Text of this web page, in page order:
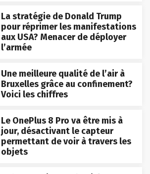
La stratégie de Donald Trump
pour réprimer les manifestations
aux USA? Menacer de déployer
l’armée
Une meilleure qualité de l’air à
Bruxelles grâce au confinement?
Voici les chiffres
Le OnePlus 8 Pro va être mis à
jour, désactivant le capteur
permettant de voir à travers les
objets